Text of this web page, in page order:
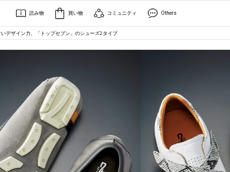
読み物 買い物 コミュニティ Others
デザイン力、「トップセブン」のシューズ2タイプ